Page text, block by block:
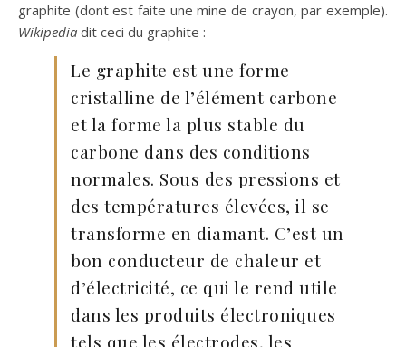
graphite (dont est faite une mine de crayon, par exemple).
Wikipedia dit ceci du graphite :
Le graphite est une forme
cristalline de l’élément carbone
et la forme la plus stable du
carbone dans des conditions
normales. Sous des pressions et
des températures élevées, il se
transforme en diamant. C’est un
bon conducteur de chaleur et
d’électricité, ce qui le rend utile
dans les produits électroniques
tels que les électrodes, les